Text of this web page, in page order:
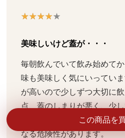
この商品を
美味しいけど蓋が・・・
毎朝飲んでいて飲み始めてか
味も美味しく気にいってい
が高いので少しずつ大切に
点、蓋のしまりが悪く、少
ボトルを振った時に液体が
なる危険性があります。